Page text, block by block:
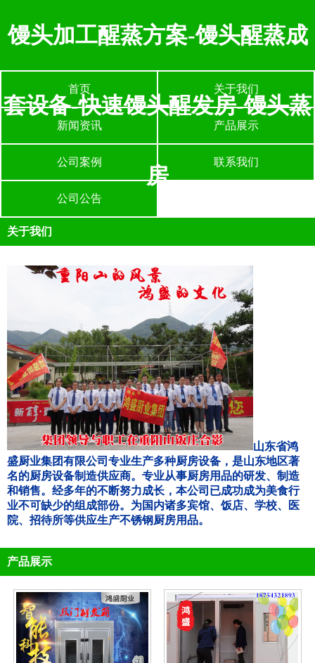
馒头加工醒蒸方案-馒头醒蒸成
套设备-快速馒头醒发房-馒头蒸
房
首页 关于我们
新闻资讯 产品展示
公司案例 联系我们
公司公告
关于我们
山东省鸿
盛厨业集团有限公司专业生产多种厨房设备，是山东地区著
名的厨房设备制造供应商。专业从事厨房用品的研发、制造
和销售。经多年的不断努力成长，本公司已成功成为美食行
业不可缺少的组成部份。为国内诸多宾馆、饭店、学校、医
院、招待所等供应生产不锈钢厨房用品。
产品展示